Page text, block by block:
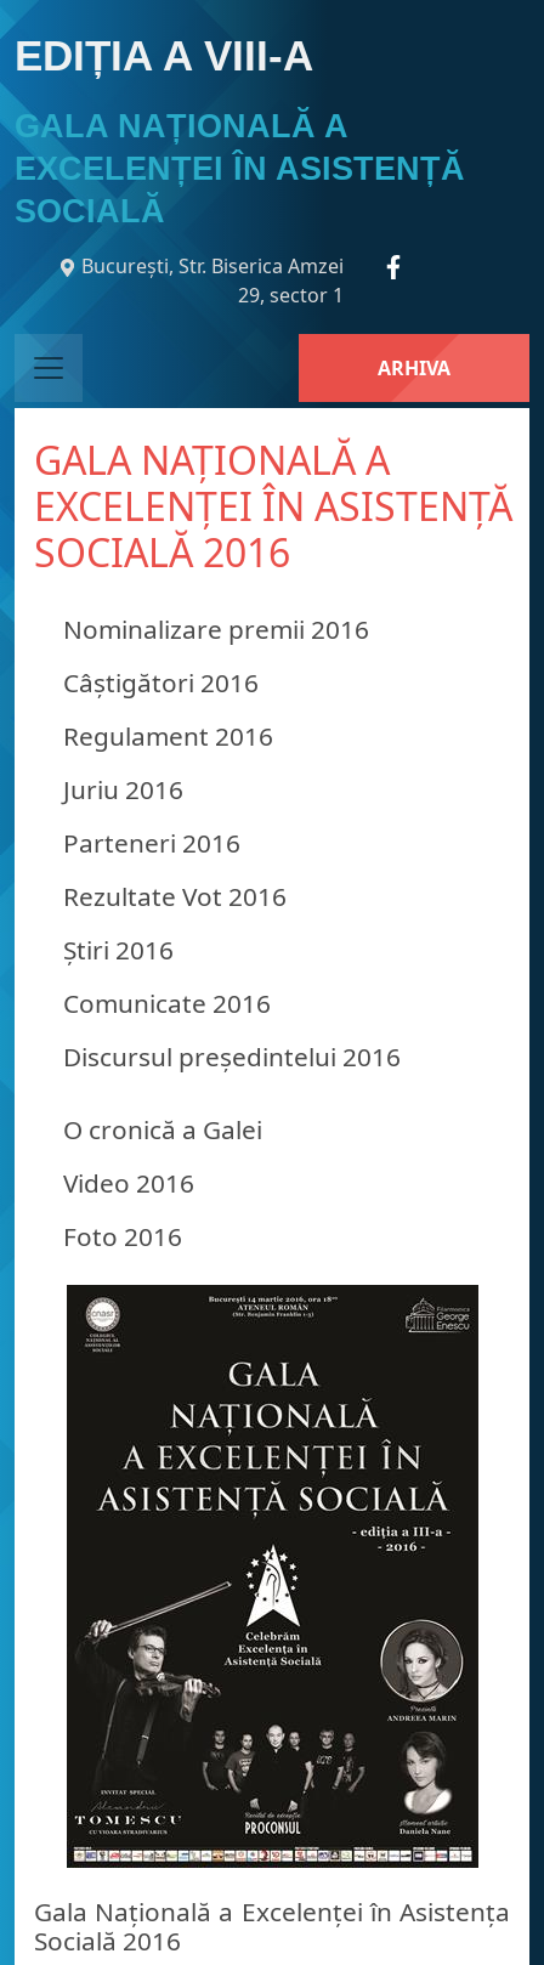
EDIȚIA A VIII-A
GALA NAȚIONALĂ A
EXCELENȚEI ÎN ASISTENȚĂ
SOCIALĂ
București, Str. Biserica Amzei
29, sector 1
ARHIVA
GALA NAȚIONALĂ A
EXCELENȚEI ÎN ASISTENȚĂ
SOCIALĂ 2016
Nominalizare premii 2016
Câștigători 2016
Regulament 2016
Juriu 2016
Parteneri 2016
Rezultate Vot 2016
Știri 2016
Comunicate 2016
Discursul președintelui 2016
O cronică a Galei
Video 2016
Foto 2016
Gala Naţională a Excelenţei în Asistenţa
Socială 2016